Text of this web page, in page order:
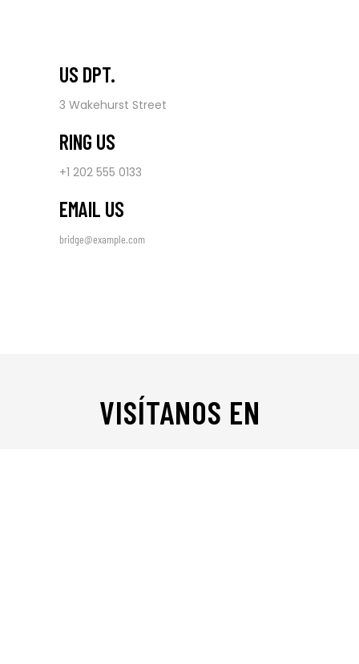
US DPT.
3 Wakehurst Street
RING US
+1 202 555 0133
EMAIL US
bridge@example.com
VISÍTANOS EN